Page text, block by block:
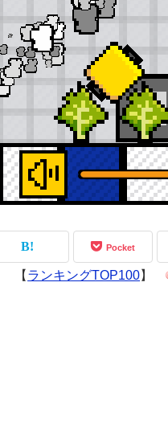
Pocket
【 ランキングTOP100】